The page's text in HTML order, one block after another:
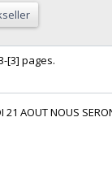
[3] pages.
21 AOUT NOUS